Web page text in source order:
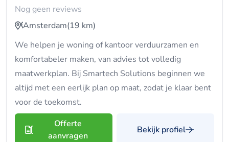
Nog geen reviews
Amsterdam(19 km)
We helpen je woning of kantoor verduurzamen en
komfortabeler maken, van advies tot volledig
maatwerkplan. Bij Smartech Solutions beginnen we
altijd met een eerlijk plan op maat, zodat je klaar bent
voor de toekomst.
Offerte
aanvragen
Bekijk profiel